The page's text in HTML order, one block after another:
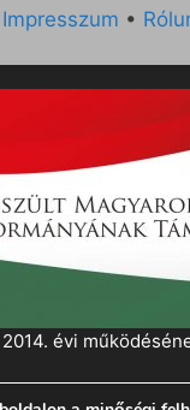
Impresszum •
évi